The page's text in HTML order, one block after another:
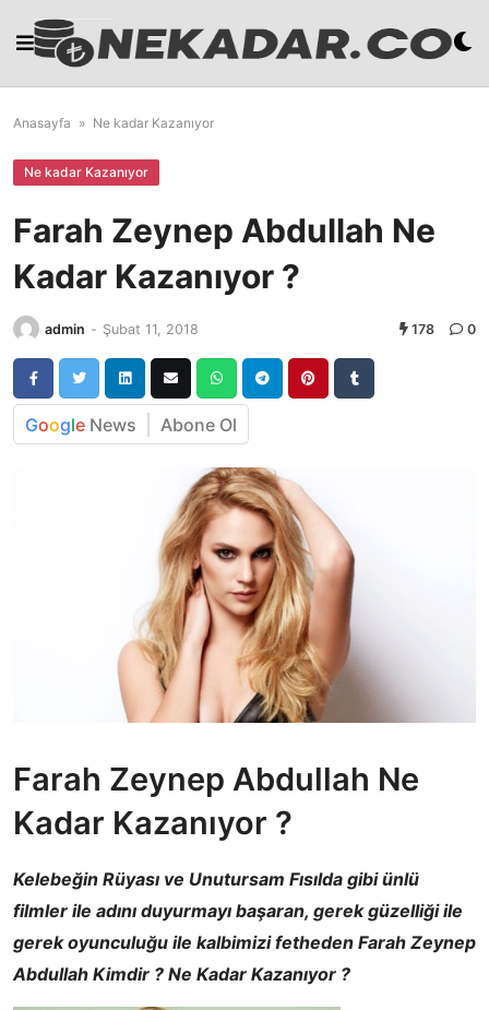
content
Anasayfa » Ne kadar Kazanıyor
Ne kadar Kazanıyor
Farah Zeynep Abdullah Ne
Kadar Kazanıyor ?
admin - Şubat 11, 2018 178 0
Google News Abone Ol
Farah Zeynep Abdullah Ne
Kadar Kazanıyor ?
Kelebeğin Rüyası ve Unutursam Fısılda gibi ünlü
filmler ile adını duyurmayı başaran, gerek güzelliği ile
gerek oyunculuğu ile kalbimizi fetheden Farah Zeynep
Abdullah Kimdir ? Ne Kadar Kazanıyor ?